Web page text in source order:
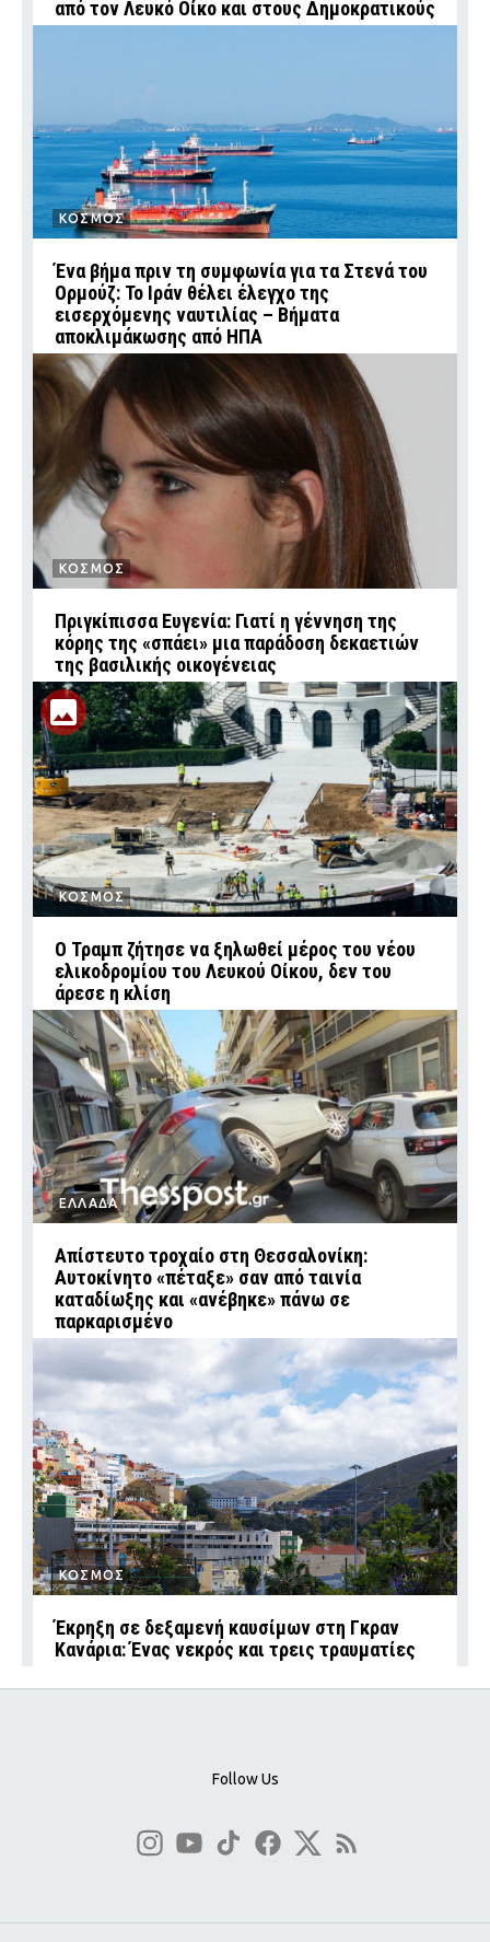
από τον Λευκό Οίκο και στους Δημοκρατικούς
ΚΟΣΜΟΣ
Ένα βήμα πριν τη συμφωνία για τα Στενά του
Ορμούζ: Το Ιράν θέλει έλεγχο της
εισερχόμενης ναυτιλίας – Βήματα
αποκλιμάκωσης από ΗΠΑ
ΚΟΣΜΟΣ
Πριγκίπισσα Ευγενία: Γιατί η γέννηση της
κόρης της «σπάει» μια παράδοση δεκαετιών
της βασιλικής οικογένειας
ΚΟΣΜΟΣ
Ο Τραμπ ζήτησε να ξηλωθεί μέρος του νέου
ελικοδρομίου του Λευκού Οίκου, δεν του
άρεσε η κλίση
ΕΛΛΑΔΑ
Απίστευτο τροχαίο στη Θεσσαλονίκη:
Αυτοκίνητο «πέταξε» σαν από ταινία
καταδίωξης και «ανέβηκε» πάνω σε
παρκαρισμένο
ΚΟΣΜΟΣ
Έκρηξη σε δεξαμενή καυσίμων στη Γκραν
Κανάρια: Ένας νεκρός και τρεις τραυματίες
Follow Us